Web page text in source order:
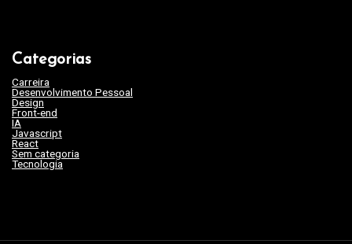
Categorias
Carreira
Desenvolvimento Pessoal
Design(3)
Front-end
IA(19)
Javascript
React(2)
Sem categoria
Tecnologia(62)